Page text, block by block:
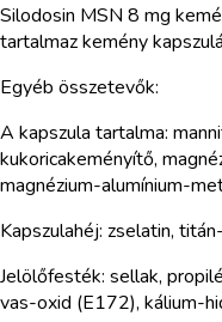
Silodosin MSN 8 mg
tartalmaz kemény
Egyéb összetevők:
A kapszula tartalma:
kukoricakeményítő,
magnézium-alumínium-
Kapszulahéj: zselatin,
Jelölőfesték: sellak,
vas-oxid (E172), kálium-